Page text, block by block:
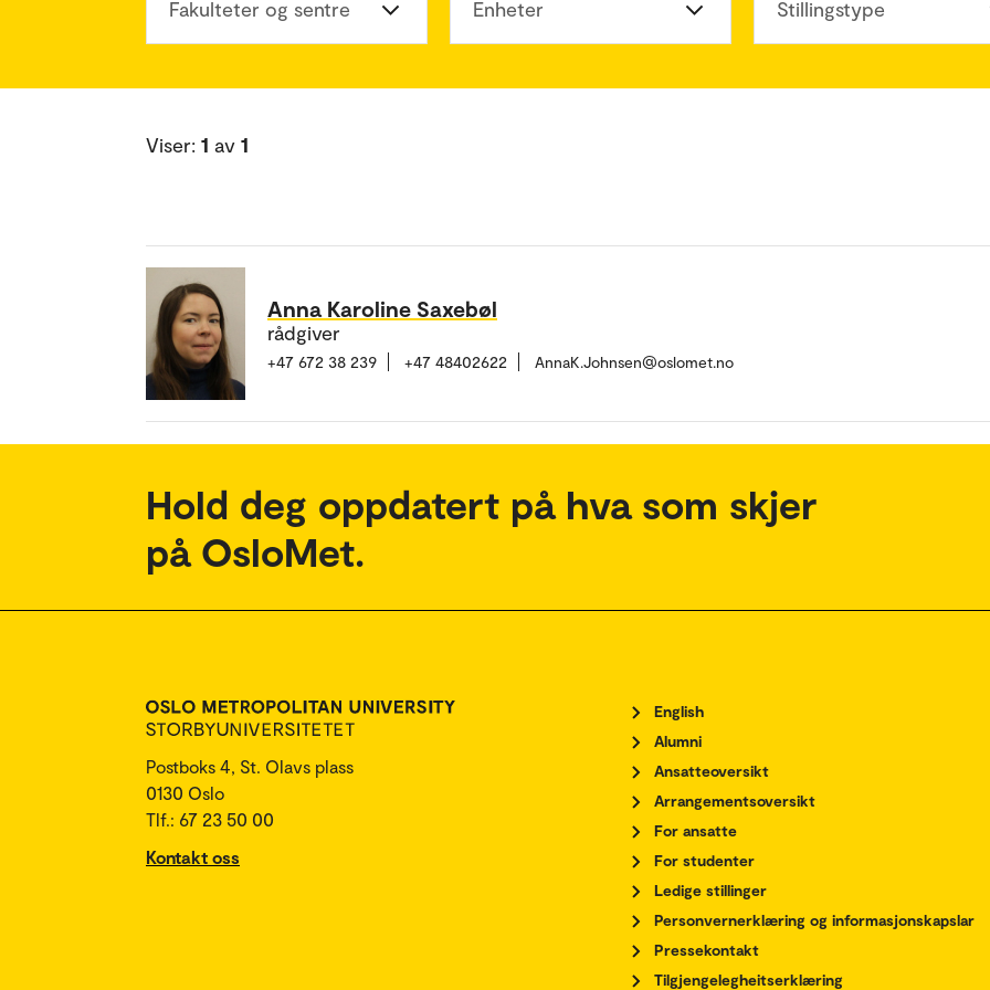
Fakulteter og sentre Enheter Stillingstype
Viser: 1 av 1
Anna Karoline Saxebøl
rådgiver
+47 672 38 239 +47 48402622 AnnaK.Johnsen@oslomet.no
Hold deg oppdatert på hva som skjer
på OsloMet.
Postboks 4, St. Olavs plass
0130 Oslo
Tlf.: 67 23 50 00
Kontakt oss
English
Alumni
Ansatteoversikt
Arrangementsoversikt
For ansatte
For studenter
Ledige stillinger
Personvernerklæring og informasjonskapslar
Pressekontakt
Tilgjengelegheitserklæring